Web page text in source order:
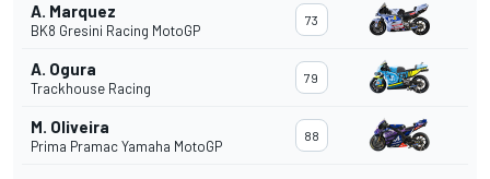
A. Marquez
BK8 Gresini Racing MotoGP
73
A. Ogura
Trackhouse Racing
79
M. Oliveira
Prima Pramac Yamaha MotoGP
88